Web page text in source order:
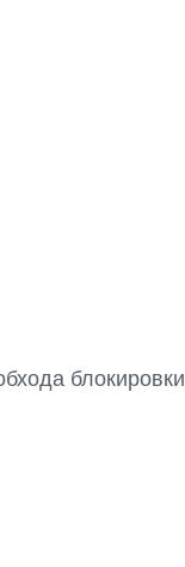
блокировки